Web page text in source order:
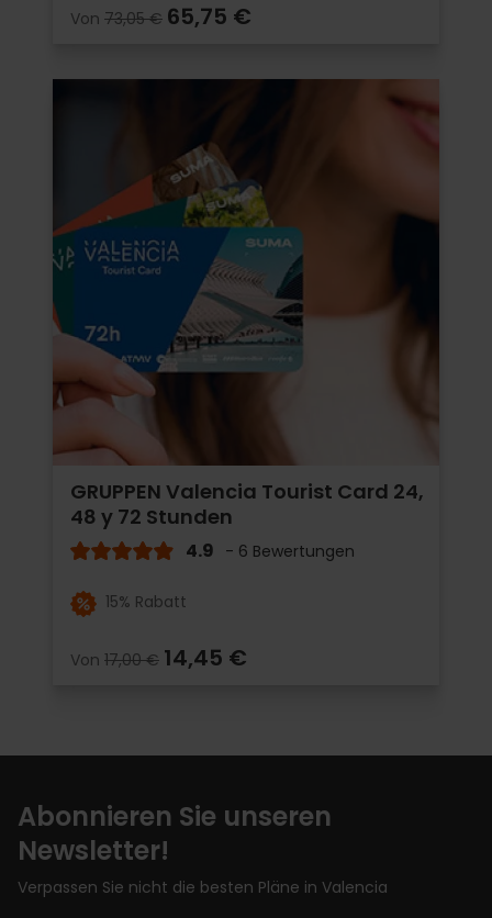
Von 73,05 € 65,75 €
GRUPPEN Valencia Tourist Card 24,
48 y 72 Stunden
4.9 - 6 Bewertungen
15% Rabatt
Von 17,00 € 14,45 €
Abonnieren Sie unseren
Newsletter!
Verpassen Sie nicht die besten Pläne in Valencia